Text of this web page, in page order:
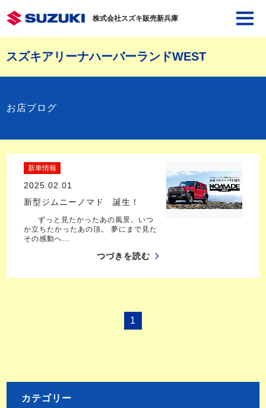
株式会社スズキ販売新兵庫
スズキアリーナハーバーランドWEST
お店ブログ
新車情報
2025.02.01
新型ジムニーノマド 誕生！
ずっと見たかったあの風景。いつ
か立ちたかったあの頂。 夢にまで見た
その感動へ…
つづきを読む
1
カテゴリー